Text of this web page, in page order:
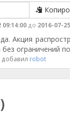
09:14:00 до 2016-07-
Акция
ограничений
добавил robot